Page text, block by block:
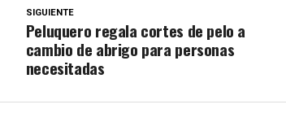
SIGUIENTE
Peluquero regala cortes de pelo a
cambio de abrigo para personas
necesitadas